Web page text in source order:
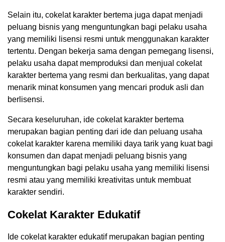
Selain itu, cokelat karakter bertema juga dapat menjadi
peluang bisnis yang menguntungkan bagi pelaku usaha
yang memiliki lisensi resmi untuk menggunakan karakter
tertentu. Dengan bekerja sama dengan pemegang lisensi,
pelaku usaha dapat memproduksi dan menjual cokelat
karakter bertema yang resmi dan berkualitas, yang dapat
menarik minat konsumen yang mencari produk asli dan
berlisensi.
Secara keseluruhan, ide cokelat karakter bertema
merupakan bagian penting dari ide dan peluang usaha
cokelat karakter karena memiliki daya tarik yang kuat bagi
konsumen dan dapat menjadi peluang bisnis yang
menguntungkan bagi pelaku usaha yang memiliki lisensi
resmi atau yang memiliki kreativitas untuk membuat
karakter sendiri.
Cokelat Karakter Edukatif
Ide cokelat karakter edukatif merupakan bagian penting